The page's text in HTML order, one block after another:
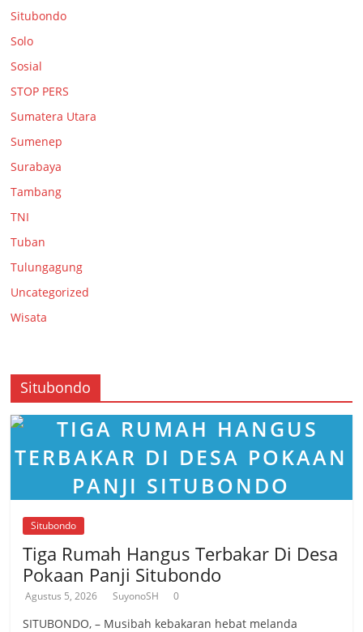
Situbondo
Solo
Sosial
STOP PERS
Sumatera Utara
Sumenep
Surabaya
Tambang
TNI
Tuban
Tulungagung
Uncategorized
Wisata
Situbondo
Situbondo
Tiga Rumah Hangus Terbakar Di Desa
Pokaan Panji Situbondo
Agustus 5, 2026 SuyonoSH 0
SITUBONDO, – Musibah kebakaran hebat melanda